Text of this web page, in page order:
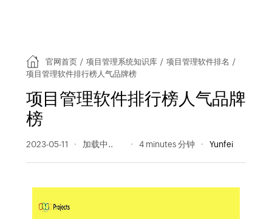
官网首页 / 项目管理系统知识库 / 项目管理软件排名 /
项目管理软件排行榜人气品牌榜
项目管理软件排行榜人气品牌
榜
2023-05-11 432 阅读量 4 minutes 分钟 Yunfei